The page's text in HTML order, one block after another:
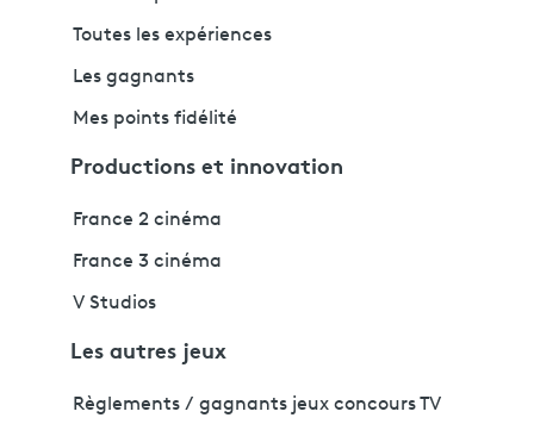
Toutes les expériences
Les gagnants
Mes points fidélité
Productions et innovation
France 2 cinéma
France 3 cinéma
V Studios
Les autres jeux
Règlements / gagnants jeux concours TV